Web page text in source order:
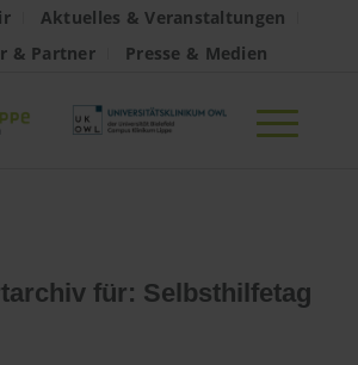
Aktuelles & Veranstaltungen
& Partner
Presse & Medien
für: Selbsthilfetag